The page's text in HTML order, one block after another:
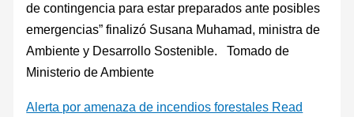
de contingencia para estar preparados ante posibles
emergencias” finalizó Susana Muhamad, ministra de
Ambiente y Desarrollo Sostenible. Tomado de
Ministerio de Ambiente
Alerta por amenaza de incendios forestales Read